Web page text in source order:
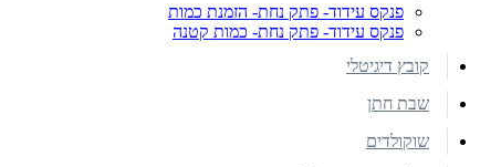
פנקס עידוד- פתק נחת- הזמנת כמות
פנקס עידוד- פתק נחת- כמות קטנה
קובץ דיגיטלי
שבת חתן
שוקולדים